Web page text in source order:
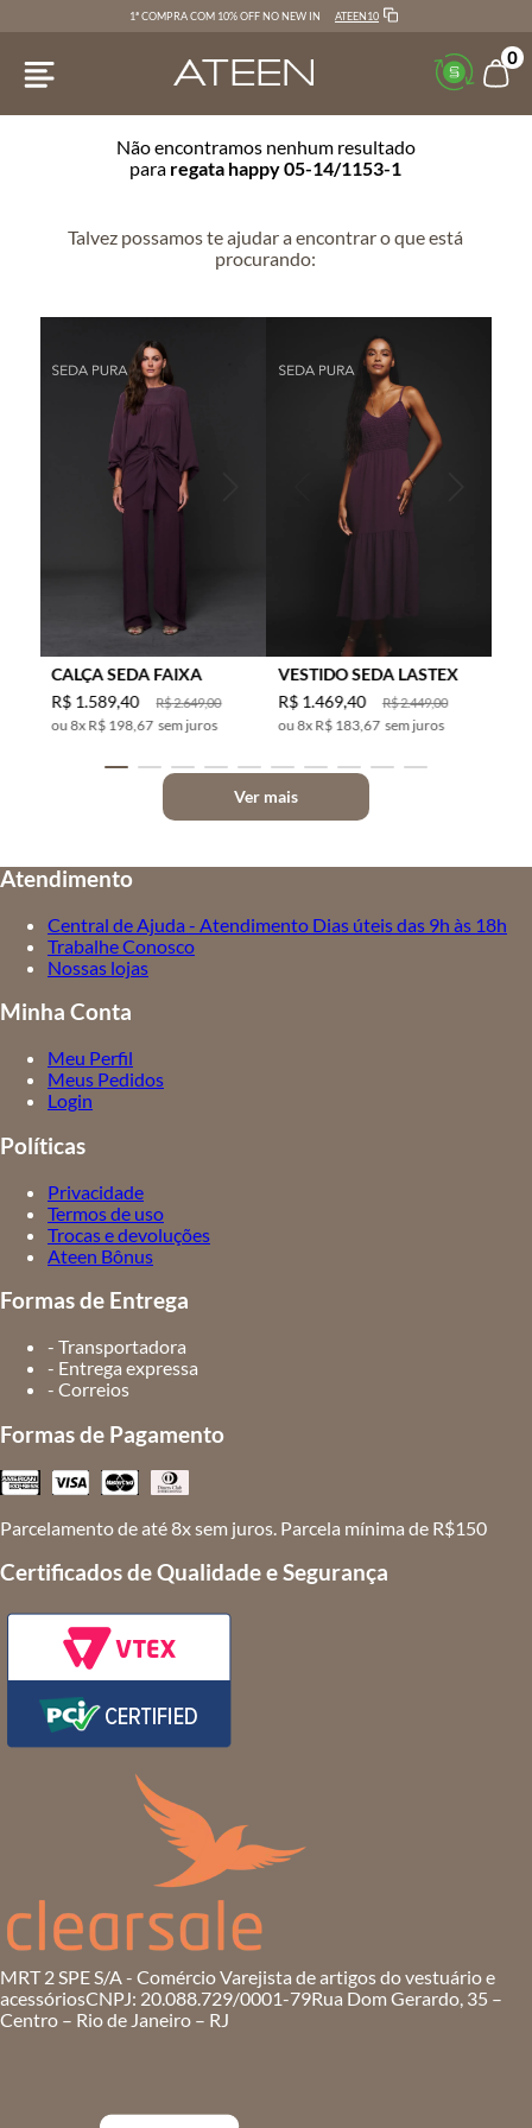
1ª COMPRA COM 10% OFF NO NEW IN ATEEN10
0
Não encontramos nenhum resultado
para regata happy 05-14/1153-1
Talvez possamos te ajudar a encontrar o que está
procurando:
CALÇA SEDA FAIXA
R$2.649,00
R$ 1.589,40
8x R$ 198,67 sem juros
VESTIDO SEDA LASTEX
R$2.449,00
R$ 1.469,40
8x R$ 183,67 sem juros
Ver mais
Atendimento
Central de Ajuda - Atendimento Dias úteis das 9h às 18h
Trabalhe Conosco
Nossas lojas
Minha Conta
Meu Perfil
Meus Pedidos
Login
Políticas
Privacidade
Termos de uso
Trocas e devoluções
Ateen Bônus
Formas de Entrega
- Transportadora
- Entrega expressa
- Correios
Formas de Pagamento
Parcelamento de até 8x sem juros. Parcela mínima de R$150
Certificados de Qualidade e Segurança
MRT 2 SPE S/A - Comércio Varejista de artigos do vestuário e
acessóriosCNPJ: 20.088.729/0001-79Rua Dom Gerardo, 35 –
Centro – Rio de Janeiro – RJ